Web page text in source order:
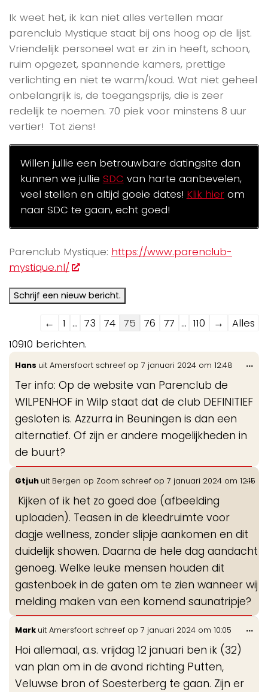
Ik weet het, ik kan niet alles vertellen maar
parenclub Mystique staat bij ons hoog op de lijst.
Vriendelijk personeel wat er zin in heeft, schoon,
ruim opgezet, spannende kamers, prettige
verlichting en niet te warm/koud. Wat niet geheel
onbelangrijk is, de toegangsprijs, die is zeer
redelijk te noemen. 70 piek voor minstens 8 uur
vertier! Tot ziens!
Willen jullie een betrouwbare datingsite dan
kunnen we jullie SDC van harte aanbevelen,
veel stellen en altijd goeie dates! Klik hierom
naar SDC te gaan, echt goed!
Parenclub Mystique: https://www.parenclub-
mystique.nl/
Navigatie
door
de
gastenboek-
lijst
← 1 ... 73 74 75 76 77 ... 110 →
Alles
10910 berichten.
Hans uit Amersfoort schreef op 7 januari 2024 om 12:48
Ter info: Op de website van Parenclub de
WILPENHOF in Wilp staat dat de club DEFINITIEF
gesloten is. Azzurra in Beuningen is dan een
alternatief. Of zijn er andere mogelijkheden in
de buurt?
...
Gtjuh uit Bergen op Zoom schreef op 7 januari 2024 om 12:15
Kijken of ik het zo goed doe (afbeelding
uploaden). Teasen in de kleedruimte voor
dagje wellness, zonder slipje aankomen en dit
duidelijk showen. Daarna de hele dag aandacht
genoeg. Welke leuke mensen houden dit
gastenboek in de gaten om te zien wanneer wij
melding maken van een komend saunatripje?
...
Mark uit Amersfoort schreef op 7 januari 2024 om 10:05
Hoi allemaal, a.s. vrijdag 12 januari ben ik (32)
van plan om in de avond richting Putten,
Veluwse bron of Soesterberg te gaan. Zijn er
...